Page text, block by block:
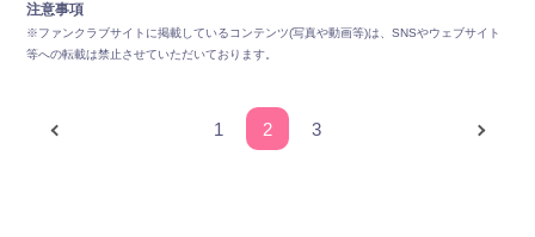
注意事項
※ファンクラブサイトに掲載しているコンテンツ(写真や動画等)は、SNSやウェブサイト
等への転載は禁止させていただいております。
1 2 3